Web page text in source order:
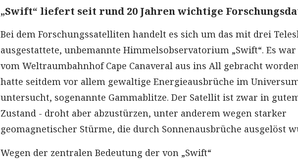
„Swift“ liefert seit rund 20 Jahren wichtige
Bei dem Forschungssatelliten handelt es sich um das mit drei
ausgestattete, unbemannte Himmelsobservatorium „Swift“. Es war
vom Weltraumbahnhof Cape Canaveral aus ins All gebracht
hatte seitdem vor allem gewaltige Energieausbrüche im
untersucht, sogenannte Gammablitze. Der Satellit ist zwar in
Zustand - droht aber abzustürzen, unter anderem wegen starker
geomagnetischer Stürme, die durch Sonnenausbrüche ausgelöst
Wegen der zentralen Bedeutung der von „Swift“